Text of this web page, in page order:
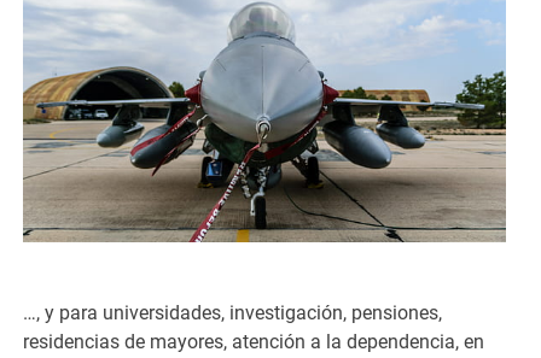
…, y para universidades, investigación, pensiones,
residencias de mayores, atención a la dependencia, en